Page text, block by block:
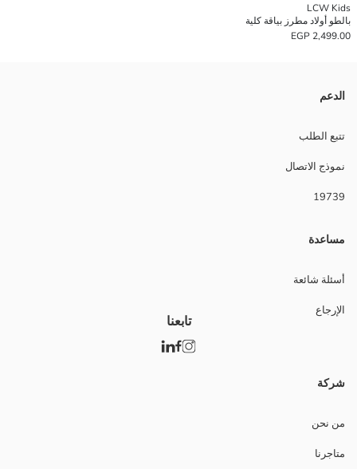
LCW Kids
بالطو أولاد مطرز بياقة كلية
2,499.00 EGP
الدعم
تتبع الطلب
نموذج الاتصال
19739
مساعدة
أسئلة شائعة
الإرجاع
شركة
من نحن
متاجرنا
تابعنا